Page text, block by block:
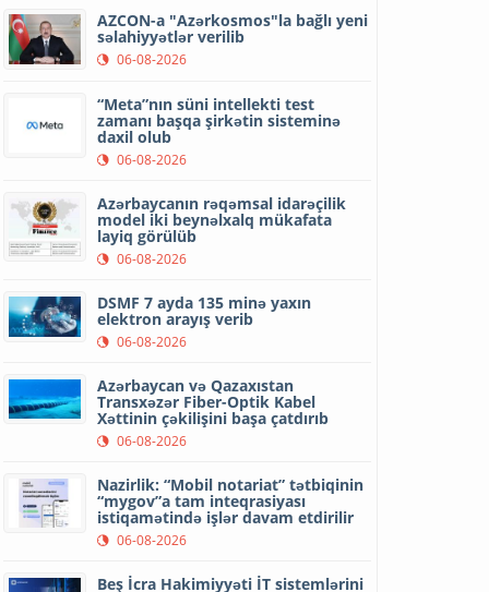
AZCON-a "Azərkosmos"la bağlı yeni
səlahiyyətlər verilib
06-08-2026
“Meta”nın süni intellekti test
zamanı başqa şirkətin sisteminə
daxil olub
06-08-2026
Azərbaycanın rəqəmsal idarəçilik
model iki beynəlxalq mükafata
layiq görülüb
06-08-2026
DSMF 7 ayda 135 minə yaxın
elektron arayış verib
06-08-2026
Azərbaycan və Qazaxıstan
Transxəzər Fiber-Optik Kabel
Xəttinin çəkilişini başa çatdırıb
06-08-2026
Nazirlik: “Mobil notariat” tətbiqinin
“mygov”a tam inteqrasiyası
istiqamətində işlər davam etdirilir
06-08-2026
Beş İcra Hakimiyyəti İT sistemlərini